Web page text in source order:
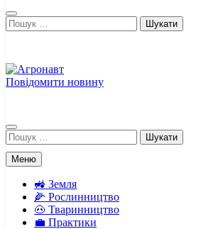
Пошук:
Повідомити новину
Пошук:
Меню
🚜 Земля
🌽 Рослинництво
🐽 Тваринництво
💼 Практики